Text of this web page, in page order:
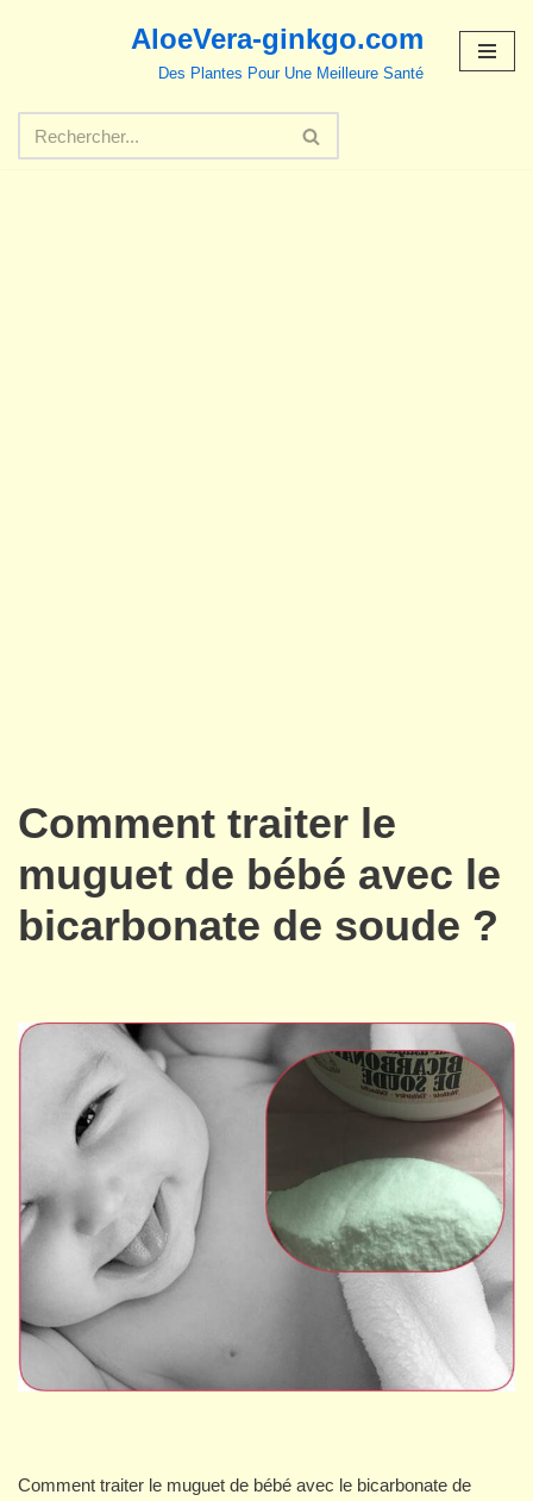
contenu
AloeVera-ginkgo.com
Des Plantes Pour Une Meilleure Santé
Comment traiter le
muguet de bébé avec le
bicarbonate de soude ?
Comment traiter le muguet de bébé avec le bicarbonate de